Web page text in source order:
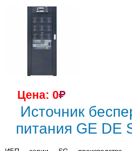
Цена: 0
Источник
питания GE DE